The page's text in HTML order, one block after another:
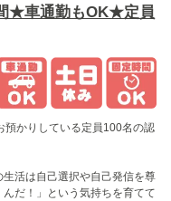
★車通勤もOK★定員
預かりしている定員100名の認
活は自己選択や自己発信を尊
だ！」という気持ちを育てて